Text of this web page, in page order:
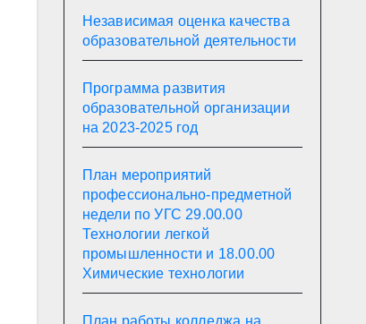
Независимая оценка качества
образовательной деятельности
Программа развития
образовательной организации
на 2023-2025 год
План мероприятий
профессионально-предметной
недели по УГС 29.00.00
Технологии легкой
промышленности и 18.00.00
Химические технологии
План работы колледжа на